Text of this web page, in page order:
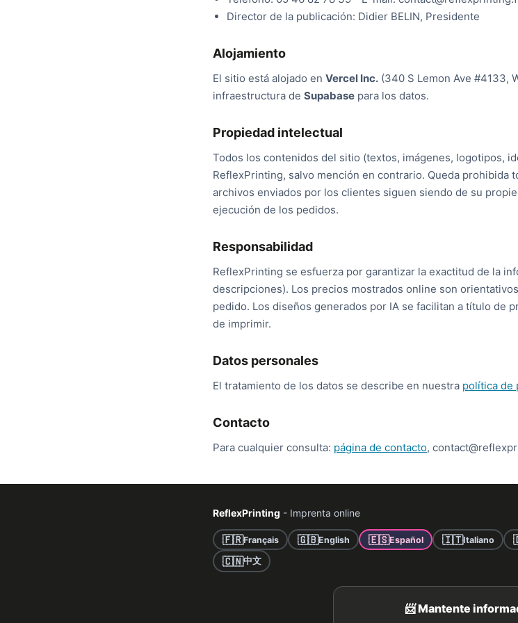
Director de la publicación: Didier BELIN, Presidente
Alojamiento
El sitio está alojado en Vercel Inc. (340 S Lemon Ave #4133,
infraestructura de Supabase para los datos.
Propiedad intelectual
Todos los contenidos del sitio (textos, imágenes, logotipos,
ReflexPrinting, salvo mención en contrario. Queda prohibida
archivos enviados por los clientes siguen siendo de su
ejecución de los pedidos.
Responsabilidad
ReflexPrinting se esfuerza por garantizar la exactitud de la
descripciones). Los precios mostrados online son
pedido. Los diseños generados por IA se facilitan a título de
de imprimir.
Datos personales
El tratamiento de los datos se describe en nuestra política de
Contacto
Para cualquier consulta: página de contacto,
ReflexPrinting - Imprenta online
🇫🇷Français 🇬🇧English 🇪🇸Español 🇮🇹Italiano
🇨🇳中文
📨 Mantente